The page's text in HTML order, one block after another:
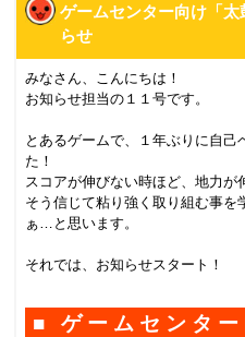
ゲームセンター向け「
らせ
みなさん、こんにちは！
お知らせ担当の１１号です。
とあるゲームで、１年ぶりに自己
た！
スコアが伸びない時ほど、地力が
そう信じて粘り強く取り組む事を
ぁ…と思います。
それでは、お知らせスタート！
■ ゲームセンタ